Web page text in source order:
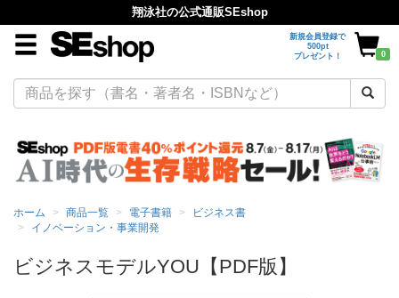
翔泳社の公式通販SEshop
新規会員登録で
500pt
プレゼント！
0
ホーム 商品一覧 電子書籍
ビジネス書
イノベーション・事業開発
ビジネスモデルYOU【PDF版】